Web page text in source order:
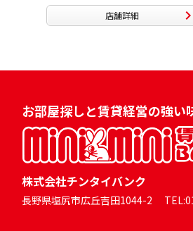
店舗詳細
お部屋探しと賃貸経営の強い
株式会社チンタイバンク
長野県塩尻市広丘吉田1044-2